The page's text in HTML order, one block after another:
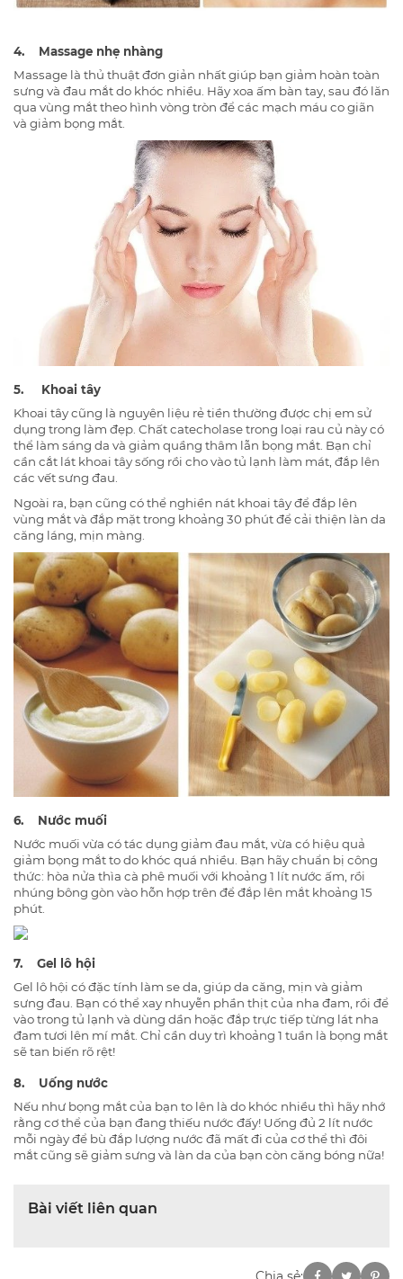
4. Massage nhẹ nhàng
Massage là thủ thuật đơn giản nhất giúp bạn giảm hoàn toàn
sưng và đau mắt do khóc nhiều. Hãy xoa ấm bàn tay, sau đó lăn
qua vùng mắt theo hình vòng tròn để các mạch máu co giãn
và giảm bọng mắt.
5. Khoai tây
Khoai tây cũng là nguyên liệu rẻ tiền thường được chị em sử
dụng trong làm đẹp. Chất catecholase trong loại rau củ này có
thể làm sáng da và giảm quầng thâm lẫn bọng mắt. Bạn chỉ
cần cắt lát khoai tây sống rồi cho vào tủ lạnh làm mát, đắp lên
các vết sưng đau.
Ngoài ra, bạn cũng có thể nghiền nát khoai tây để đắp lên
vùng mắt và đắp mặt trong khoảng 30 phút để cải thiện làn da
căng láng, mịn màng.
6. Nước muối
Nước muối vừa có tác dụng giảm đau mắt, vừa có hiệu quả
giảm bọng mắt to do khóc quá nhiều. Bạn hãy chuẩn bị công
thức: hòa nửa thìa cà phê muối với khoảng 1 lít nước ấm, rồi
nhúng bông gòn vào hỗn hợp trên để đắp lên mắt khoảng 15
phút.
7. Gel lô hội
Gel lô hội có đặc tính làm se da, giúp da căng, mịn và giảm
sưng đau. Bạn có thể xay nhuyễn phần thịt của nha đam, rồi để
vào trong tủ lạnh và dùng dần hoặc đắp trực tiếp từng lát nha
đam tươi lên mí mắt. Chỉ cần duy trì khoảng 1 tuần là bọng mắt
sẽ tan biến rõ rệt!
8. Uống nước
Nếu như bọng mắt của bạn to lên là do khóc nhiều thì hãy nhớ
rằng cơ thể của bạn đang thiếu nước đấy! Uống đủ 2 lít nước
mỗi ngày để bù đắp lượng nước đã mất đi của cơ thể thì đôi
mắt cũng sẽ giảm sưng và làn da của bạn còn căng bóng nữa!
Bài viết liên quan